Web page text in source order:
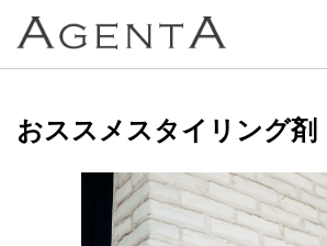
おススメスタイリング剤